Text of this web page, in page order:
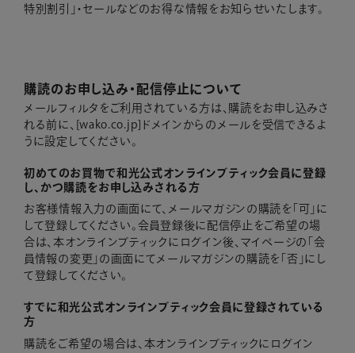
特別割引」・セールなどのお得な情報をお知らせいたします。
購読のお申し込み・配信停止について
メールフィルタをご利用されている方は、購読をお申し込みさ
れる前に、[wako.co.jp]ドメインからのメールを受信できるよ
うに設定してください。
初めてのお買物で和光公式オンラインブティック会員に登録
し、かつ購読をお申し込みされる方
お客様情報入力の画面にて、メールマガジンの購読を「可」に
して登録してください。会員登録後に配信停止をご希望の場
合は、本オンラインブティックにログイン後、マイページの「会
員情報の変更」の画面にてメールマガジンの購読を「否」にし
て登録してください。
すでに和光公式オンラインブティック会員に登録されている
方
購読をご希望の場合は、本オンラインブティックにログイン